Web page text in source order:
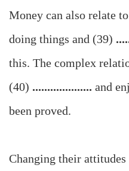
Money can also relate
doing things and (39)
this. The complex
(40) .................... and
been proved.
Changing their